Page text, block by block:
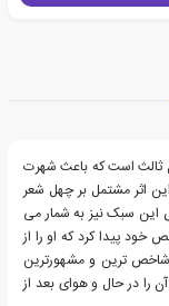
ثالث است که باعث شهرت
اثر مشتمل بر چهل شعر
سبک نیز به شمار می
خود پیدا کرد که او را از
شاخص ترین و مشهورترین
را در حال و هوای بعد از